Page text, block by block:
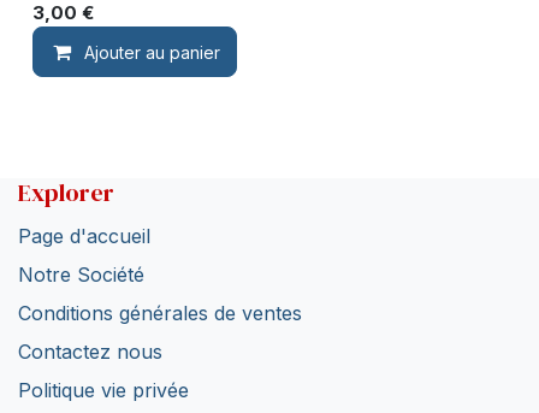
3,00 €
Ajouter au panier
Explorer
Page d'accueil
Notre Société
Conditions générales de ventes
Contactez nous
Politique vie privée